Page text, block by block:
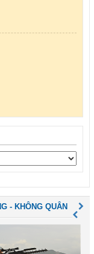
- KHÔNG QUÂN